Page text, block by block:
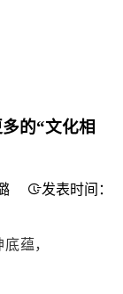
的“文化相
璐
发表时间：
蕴，